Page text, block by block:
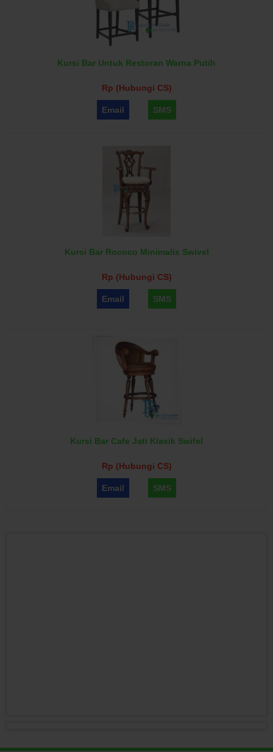
Kursi Bar Untuk Restoran Warna Putih
Rp (Hubungi CS)
Email SMS
Kursi Bar Rococo Minimalis Swivel
Rp (Hubungi CS)
Email SMS
Kursi Bar Cafe Jati Klasik Swifel
Rp (Hubungi CS)
Email SMS